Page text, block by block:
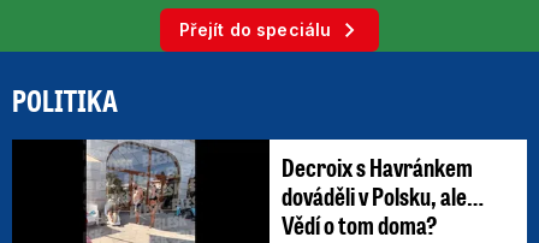
Přejít do speciálu
POLITIKA
Decroix s Havránkem
dováděli v Polsku, ale…
Vědí o tom doma?